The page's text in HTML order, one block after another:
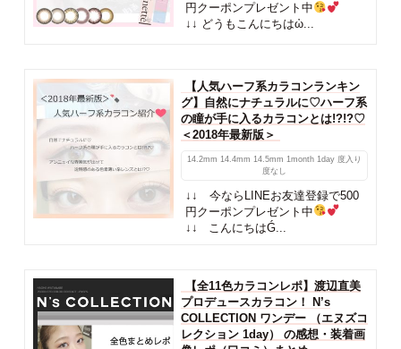
円クーポンプレゼント中
↓↓ どうもこんにちはὠ...
【人気ハーフ系カラコンランキン
グ】自然にナチュラルに♡ハーフ系
の瞳が手に入るカラコンとは!?!?♡
＜2018年最新版＞
14.2mm 14.4mm 14.5mm 1month 1day 度入り
度なし
↓↓ 今ならLINEお友達登録で500
円クーポンプレゼント中
↓↓ こんにちはǴ...
【全11色カラコンレポ】渡辺直美
プロデュースカラコン！ N’s
COLLECTION ワンデー （エヌズコ
レクション 1day） の感想・装着画